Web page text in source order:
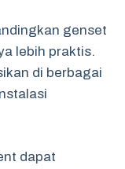
genset
lebih praktis.
di berbagai
dapat